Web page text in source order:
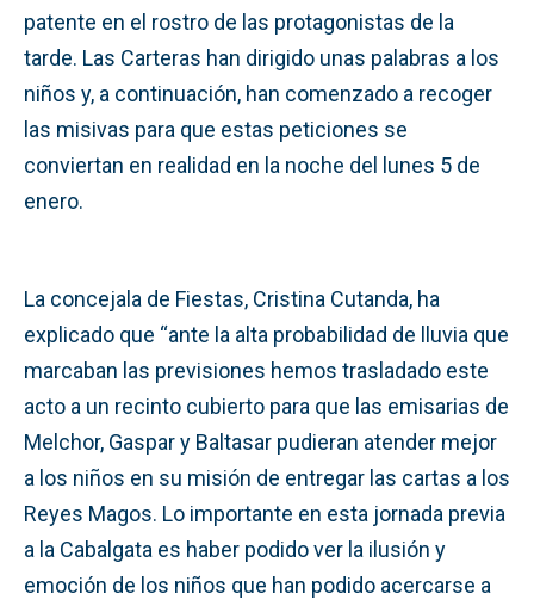
patente en el rostro de las protagonistas de la
tarde. Las Carteras han dirigido unas palabras a los
niños y, a continuación, han comenzado a recoger
las misivas para que estas peticiones se
conviertan en realidad en la noche del lunes 5 de
enero.
La concejala de Fiestas, Cristina Cutanda, ha
explicado que “ante la alta probabilidad de lluvia que
marcaban las previsiones hemos trasladado este
acto a un recinto cubierto para que las emisarias de
Melchor, Gaspar y Baltasar pudieran atender mejor
a los niños en su misión de entregar las cartas a los
Reyes Magos. Lo importante en esta jornada previa
a la Cabalgata es haber podido ver la ilusión y
emoción de los niños que han podido acercarse a